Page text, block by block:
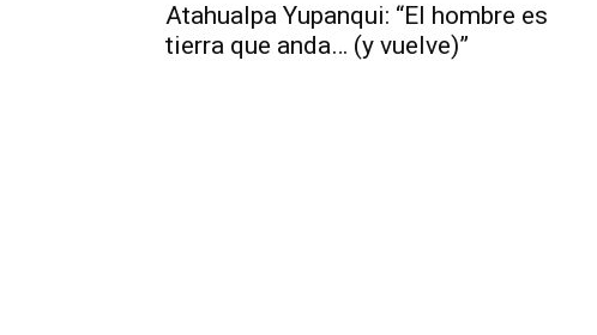
Atahualpa Yupanqui: “El hombre es
tierra que anda… (y vuelve)”